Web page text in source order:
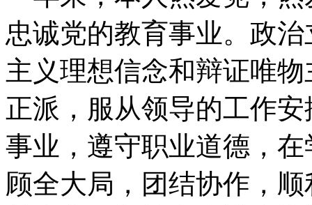
忠诚党的教育事业。政
主义理想信念和辩证唯
正派，服从领导的工作
事业，遵守职业道德，
顾全大局，团结协作，